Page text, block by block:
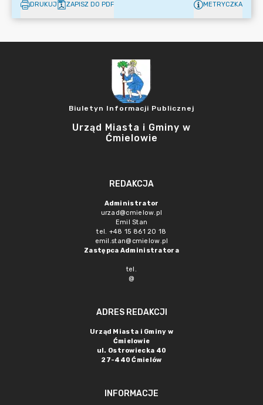
DRUKUJ ZAPISZ DO PDF METRYCZKA
Biuletyn Informacji Publicznej
Urząd Miasta i Gminy w
Ćmielowie
REDAKCJA
Administrator
urzad@cmielow.pl
Emil Stan
tel. +48 15 861 20 18
emil.stan@cmielow.pl
Zastępca Administratora
tel.
@
ADRES REDAKCJI
Urząd Miasta i Gminy w
Ćmielowie
ul. Ostrowiecka 40
27-440 Ćmielów
INFORMACJE